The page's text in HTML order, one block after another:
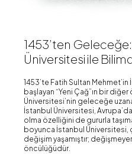
1453’ten
Üniversitesi ile
1453’te Fatih Sultan
başlayan “Yeni Çağ”ın bir
Üniversitesi’nin geleceğe
İstanbul Üniversitesi,
olma özelliğini de gururla
boyunca İstanbul Üniversitesi,
değişim yaşamıştır;
öncülüğüdür.